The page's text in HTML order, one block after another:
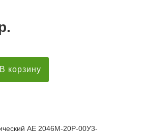
В корзину
АЕ 2046М-20Р-00У3-